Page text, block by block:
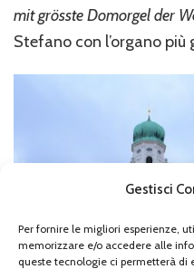
Gestisci
Per fornire le migliori esperienze,
memorizzare e/o accedere alle
queste tecnologie ci permetterà
mit grösste Domorgel der
Stefano con l’organo